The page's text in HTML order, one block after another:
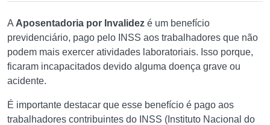
A Aposentadoria por Invalidez é um benefício
previdenciário, pago pelo INSS aos trabalhadores que não
podem mais exercer atividades laboratoriais. Isso porque,
ficaram incapacitados devido alguma doença grave ou
acidente.
É importante destacar que esse benefício é pago aos
trabalhadores contribuintes do INSS (Instituto Nacional do